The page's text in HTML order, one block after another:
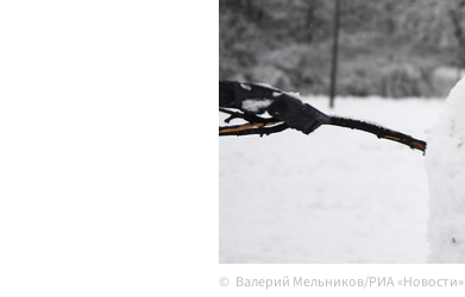
Валерий Мельников/РИА «Новости»